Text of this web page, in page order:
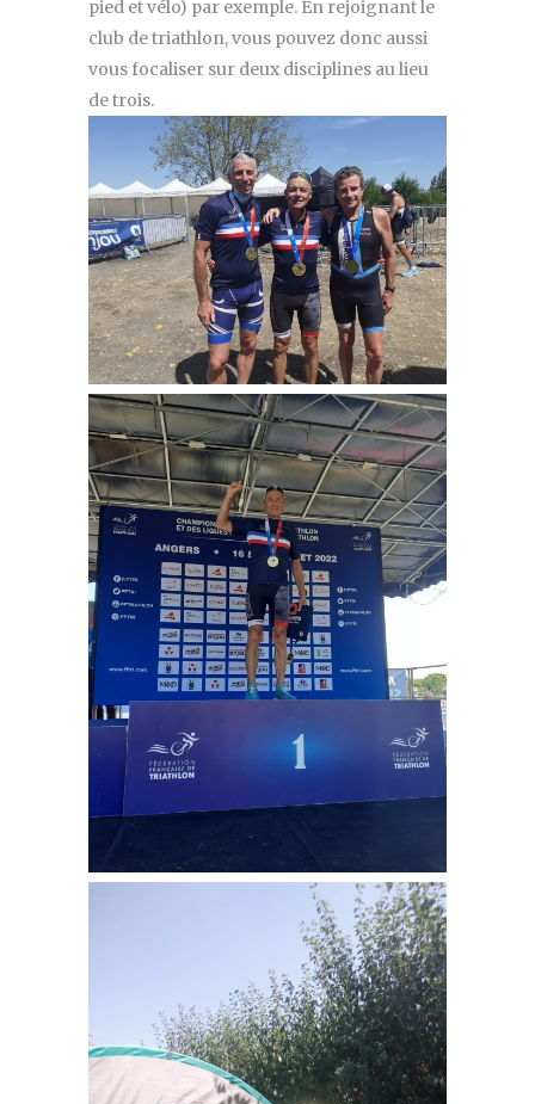
pied et vélo) par exemple. En rejoignant le
club de triathlon, vous pouvez donc aussi
vous focaliser sur deux disciplines au lieu
de trois.